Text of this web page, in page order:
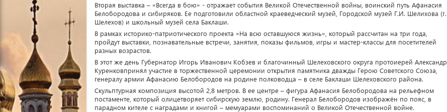
Вторая выставка – «Всегда в бою» - отражает события Великой Отечественной войны, воинский путь Афанасия
Белобородова и сибиряков. Ее подготовили областной краеведческий музей, Городской музей Г.И. Шелихова (г.
Шелехов) и школьный музей села Баклаши.
В рамках историко-патриотического проекта «На всю оставшуюся жизнь», который рассчитан на три года,
пройдут выставки, познавательные встречи, занятия, показы фильмов, игры и мастер-классы для посетителей
разных возрастов.
В этот же день Губернатор Игорь Иванович Кобзев и благочинный Шелеховского округа протоиерей Александр
Куренковпринял участие в торжественной церемонии открытия памятника дважды Герою Советского Союза,
генералу армии Афанасию Белобородов на родине полководца – в селе Баклаши Шелеховского района.
Скульптурная композиция высотой 2,8 метров. В ее центре – фигура Афанасия Белобородова на рельефном
постаменте, который олицетворяет сибирскую землю, родину. Генерал Белобородов изображён по пояс, в
парадном кителе с наградами и книгой – мемуарами воспоминаний о Великой Отечественной войне.